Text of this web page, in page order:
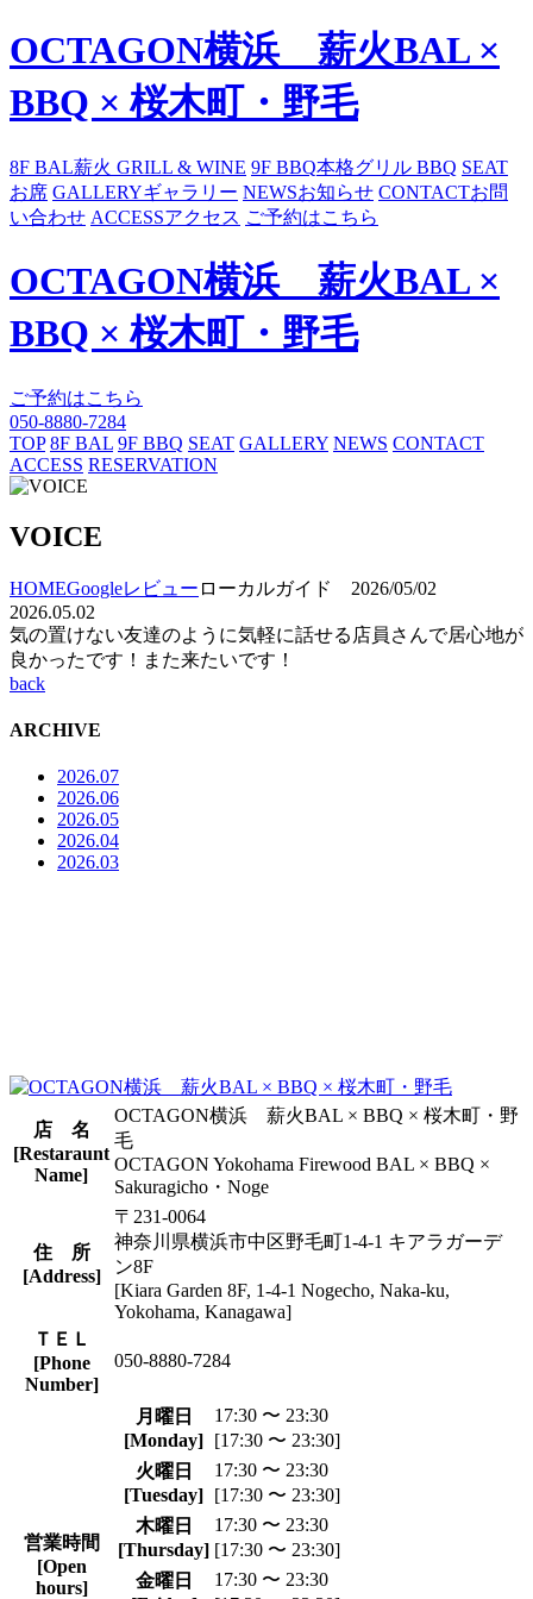
OCTAGON横浜 薪火BAL ×
BBQ × 桜木町・野毛
8F BAL薪火 GRILL & WINE 9F BBQ本格グリル BBQ SEAT
お席 GALLERYギャラリー NEWSお知らせ CONTACTお問
い合わせ ACCESSアクセス ご予約はこちら
OCTAGON横浜 薪火BAL ×
BBQ × 桜木町・野毛
ご予約はこちら
050-8880-7284
TOP 8F BAL 9F BBQ SEAT GALLERY NEWS CONTACT
ACCESS RESERVATION
VOICE
HOMEGoogleレビュー ローカルガイド 2026/05/02
2026.05.02
気の置けない友達のように気軽に話せる店員さんで居心地が
良かったです！また来たいです！
back
ARCHIVE
2026.07
2026.06
2026.05
2026.04
2026.03
店 名
[Restaraunt
Name]
OCTAGON横浜 薪火BAL × BBQ × 桜木町・野
毛
OCTAGON Yokohama Firewood BAL × BBQ ×
Sakuragicho・Noge
住 所
[Address]
〒231-0064
神奈川県横浜市中区野毛町1-4-1 キアラガーデ
ン8F
[Kiara Garden 8F, 1-4-1 Nogecho, Naka-ku,
Yokohama, Kanagawa]
ＴＥＬ
[Phone
Number]
050-8880-7284
営業時間
[Open
hours]
月曜日
[Monday]
17:30 〜 23:30
[17:30 〜 23:30]
火曜日
[Tuesday]
17:30 〜 23:30
[17:30 〜 23:30]
木曜日
[Thursday]
17:30 〜 23:30
[17:30 〜 23:30]
金曜日
17:30 〜 23:30